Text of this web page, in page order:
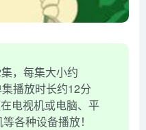
，每集大小约
播放时长约12分
电视机或电脑、平
各种设备播放！